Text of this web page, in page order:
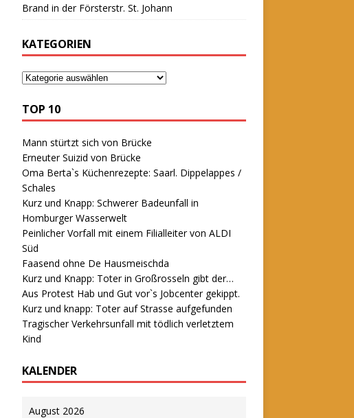
Brand in der Försterstr. St. Johann
KATEGORIEN
TOP 10
Mann stürtzt sich von Brücke
Erneuter Suizid von Brücke
Oma Berta`s Küchenrezepte: Saarl. Dippelappes /
Schales
Kurz und Knapp: Schwerer Badeunfall in
Homburger Wasserwelt
Peinlicher Vorfall mit einem Filialleiter von ALDI
Süd
Faasend ohne De Hausmeischda
Kurz und Knapp: Toter in Großrosseln gibt der…
Aus Protest Hab und Gut vor`s Jobcenter gekippt.
Kurz und knapp: Toter auf Strasse aufgefunden
Tragischer Verkehrsunfall mit tödlich verletztem
Kind
KALENDER
August 2026